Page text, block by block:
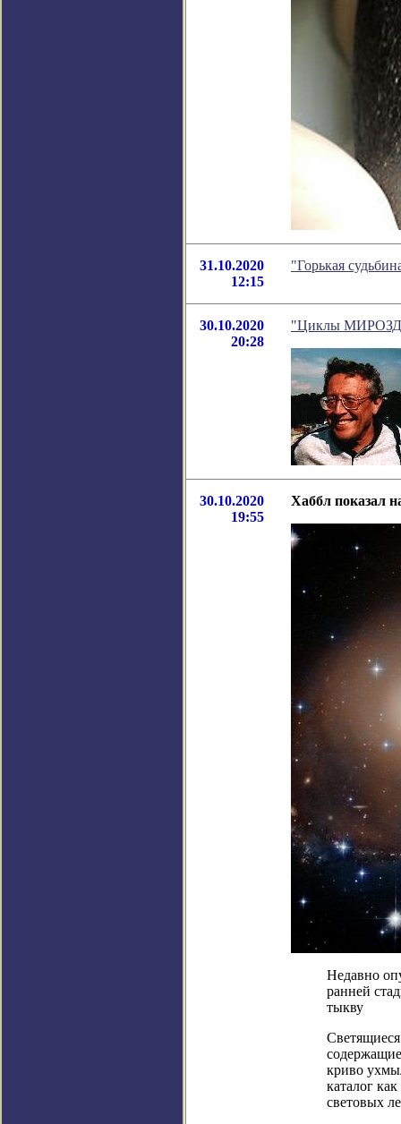
31.10.2020
12:15
"Горькая
30.10.2020
20:28
"Циклы
30.10.2020
19:55
Хаббл показал
Недавно
ранней
тыкву
криво
каталог
световых